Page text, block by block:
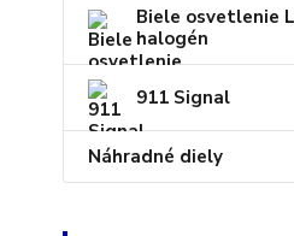
Biele osvetlenie
halogén
911 Signal
Náhradné diely